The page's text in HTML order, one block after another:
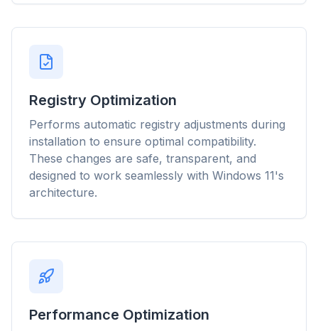
Registry Optimization
Performs automatic registry adjustments during
installation to ensure optimal compatibility.
These changes are safe, transparent, and
designed to work seamlessly with Windows 11's
architecture.
Performance Optimization